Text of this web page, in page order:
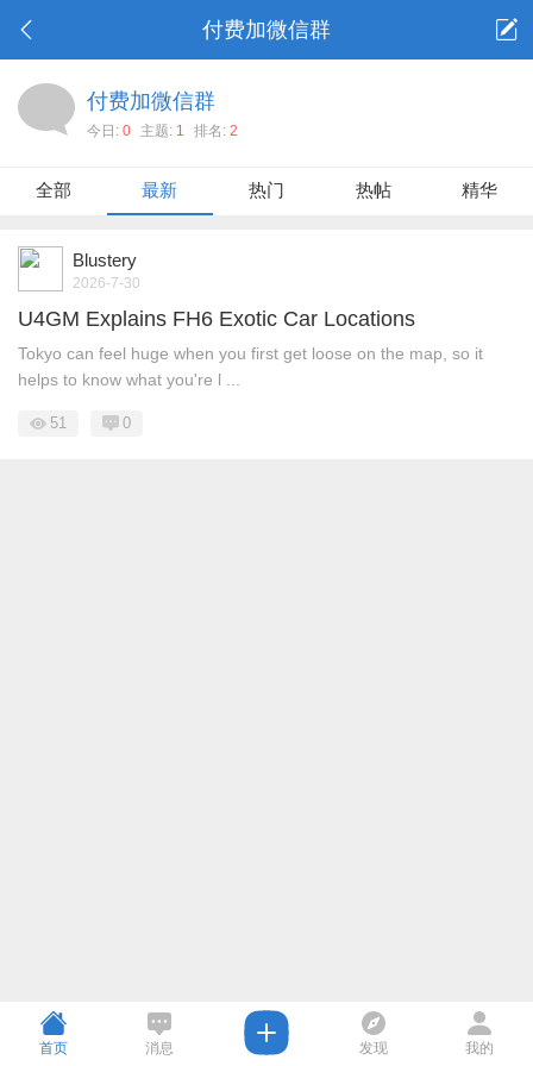
付费加微信群
付费加微信群
今日: 0 主题: 1 排名: 2
全部 最新 热门 热帖 精华
Blustery
2026-7-30
U4GM Explains FH6 Exotic Car Locations
Tokyo can feel huge when you first get loose on the map, so it
helps to know what you're l ...
51 0
首页 消息 发现 我的